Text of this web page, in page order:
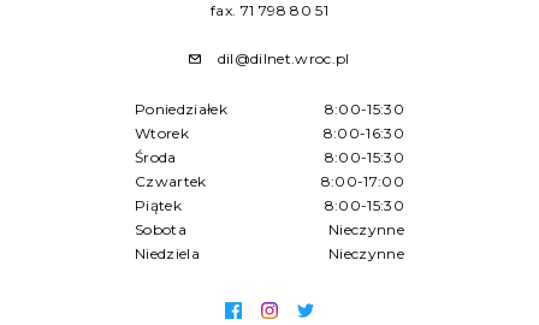
fax. 71 798 80 51
dil@dilnet.wroc.pl
Poniedziałek
8:00-15:30
Wtorek
8:00-16:30
Środa
8:00-15:30
Czwartek
8:00-17:00
Piątek
8:00-15:30
Sobota
Nieczynne
Niedziela
Nieczynne